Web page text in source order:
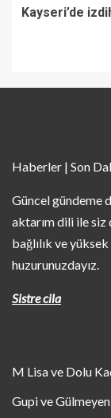
Kayseri’de
Haberler | Son
Güncel gündeme
aktarım dili ile siz
bağlılık ve
huzurunuzdayız.
Sistre cila
M Lisa ve Dolu
Gupi ve